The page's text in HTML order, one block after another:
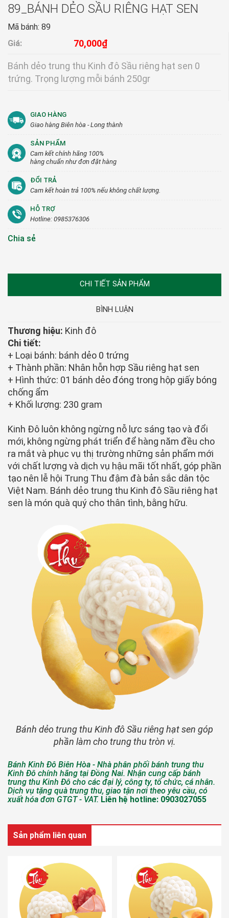
trứng. Trọng lượng mỗi bánh 250gr
Giao hàng Biên hòa - Long thành
Cam kết chính hãng 100%
hàng chuẩn như đơn đặt hàng
Cam kết hoàn trả 100% nếu không chất lượng.
Hotline: 0985376306
CHI TIẾT SẢN PHẨM
Chi tiết:
+ Loại bánh: bánh dẻo 0 trứng
+ Thành phần: Nhân hỗn hợp Sầu riêng hạt sen
+ Hình thức: 01 bánh dẻo đóng trong hộp giấy bóng
chống ẩm
+ Khối lượng: 230 gram
mới, không ngừng phát triển để hàng năm đều cho
ra mắt và phục vụ thị trường những sản phẩm mới
với chất lượng và dịch vụ hậu mãi tốt nhất, góp phần
tạo nên lễ hội Trung Thu đậm đà bản sắc dân tộc
Việt Nam. Bánh dẻo trung thu Kinh đô Sầu riêng hạt
sen là món quà quý cho thân tình, bằng hữu.
phần làm cho trung thu tròn vị.
Kinh Đô chính hãng tại Đồng Nai. Nhận cung cấp bánh
trung thu Kinh Đô cho các đại lý, công ty, tổ chức, cá nhân.
Dịch vụ tặng quà trung thu, giao tận nơi theo yêu cầu, có
xuất hóa đơn GTGT - VAT.Liên hệ hotline: 0903027055
Sản phẩm liên quan